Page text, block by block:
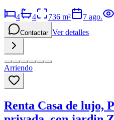
4 4 736 m² 7 ago.
Contactar Ver detalles
Arriendo
Renta Casa de lujo,